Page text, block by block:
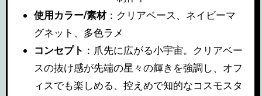
使用カラー/素材：クリアベース、ネイビーマ
グネット、多色ラメ
コンセプト ：爪先に広がる小宇宙。クリアベー
スの抜け感が先端の星々の輝きを強調し、オフ
ィスでも楽しめる、控えめで知的なコスモスタ